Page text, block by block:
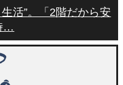
活”。「2階だから安
…